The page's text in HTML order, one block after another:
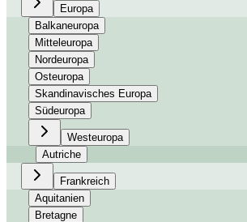
Europa
Balkaneuropa
Mitteleuropa
Nordeuropa
Osteuropa
Skandinavisches Europa
Südeuropa
Westeuropa
Autriche
Frankreich
Aquitanien
Bretagne